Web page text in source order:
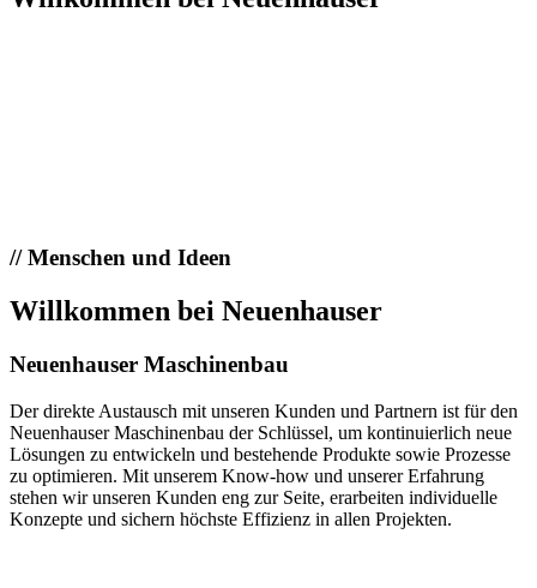
//Menschen und Ideen
Willkommen bei Neuenhauser
Neuenhauser Maschinenbau
Der direkte Austausch mit unseren Kunden und Partnern ist für den
Neuenhauser Maschinenbau der Schlüssel, um kontinuierlich neue
Lösungen zu entwickeln und bestehende Produkte sowie Prozesse
zu optimieren. Mit unserem Know-how und unserer Erfahrung
stehen wir unseren Kunden eng zur Seite, erarbeiten individuelle
Konzepte und sichern höchste Effizienz in allen Projekten.